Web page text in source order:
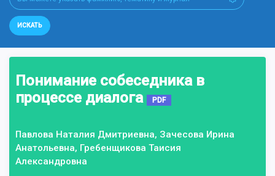
ИСКАТЬ
Понимание собеседника в
процессе диалога
PDF
Павлова Наталия Дмитриевна, Зачесова Ирина
Анатольевна, Гребенщикова Таисия
Александровна